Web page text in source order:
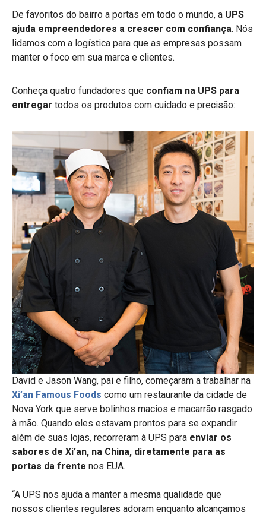
De favoritos do bairro a portas em todo o mundo, a UPS
ajuda empreendedores a crescer com confiança. Nós
lidamos com a logística para que as empresas possam
manter o foco em sua marca e clientes.
Conheça quatro fundadores que confiam na UPS para
entregar todos os produtos com cuidado e precisão:
David e Jason Wang, pai e filho, começaram a trabalhar na
Xi’an Famous Foods como um restaurante da cidade de
Nova York que serve bolinhos macios e macarrão rasgado
à mão. Quando eles estavam prontos para se expandir
além de suas lojas, recorreram à UPS para enviar os
sabores de Xi’an, na China, diretamente para as
portas da frente nos EUA.
“A UPS nos ajuda a manter a mesma qualidade que
nossos clientes regulares adoram enquanto alcançamos